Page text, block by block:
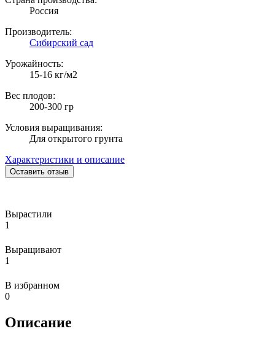
Россия
Производитель:
Сибирский сад
Урожайность:
15-16 кг/м2
Вес плодов:
200-300 гр
Условия выращивания:
Для открытого грунта
Характеристики и описание
Оставить отзыв
Вырастили
1
Выращивают
1
В избранном
0
Описание